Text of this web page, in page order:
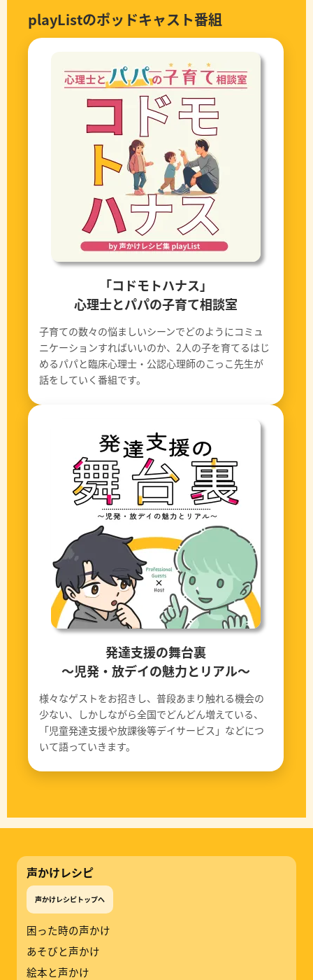
playListのポッドキャスト番組
「コドモトハナス」
心理士とパパの子育て相談室
子育ての数々の悩ましいシーンでどのようにコミュ
ニケーションすればいいのか、2人の子を育てるはじ
めるパパと臨床心理士・公認心理師のこっこ先生が
話をしていく番組です。
発達支援の舞台裏
〜児発・放デイの魅力とリアル〜
様々なゲストをお招きし、普段あまり触れる機会の
少ない、しかしながら全国でどんどん増えている、
「児童発達支援や放課後等デイサービス」などにつ
いて語っていきます。
声かけレシピ
声かけレシピトップへ
困った時の声かけ
あそびと声かけ
絵本と声かけ